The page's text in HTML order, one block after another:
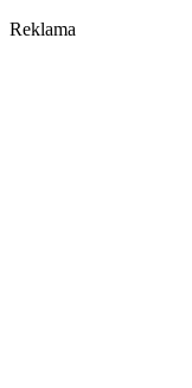
Reklama